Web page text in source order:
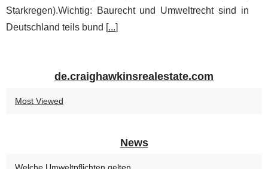
Starkregen).Wichtig: Baurecht und Umweltrecht sind in
Deutschland teils bund [...]
de.craighawkinsrealestate.com
Most Viewed
News